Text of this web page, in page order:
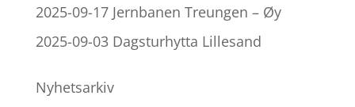
2025-09-17 Jernbanen Treungen – Øy
2025-09-03 Dagsturhytta Lillesand
Nyhetsarkiv